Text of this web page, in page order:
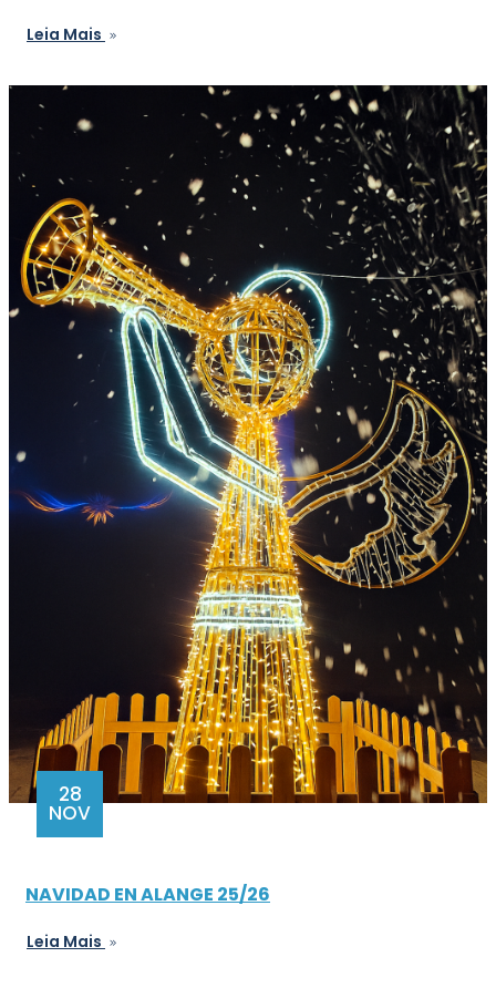
Leia Mais
28
NOV
NAVIDAD EN ALANGE 25/26
Leia Mais